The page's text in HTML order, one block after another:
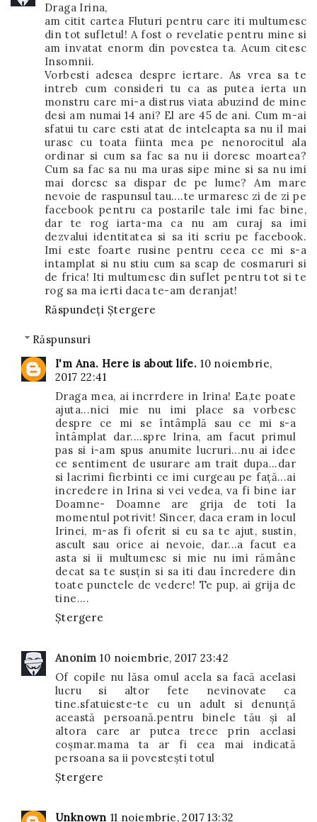
Draga Irina,
am citit cartea Fluturi pentru care iti multumesc
din tot sufletul! A fost o revelatie pentru mine si
am invatat enorm din povestea ta. Acum citesc
Insomnii.
Vorbesti adesea despre iertare. As vrea sa te
intreb cum consideri tu ca as putea ierta un
monstru care mi-a distrus viata abuzind de mine
desi am numai 14 ani? El are 45 de ani. Cum m-ai
sfatui tu care esti atat de inteleapta sa nu il mai
urasc cu toata fiinta mea pe nenorocitul ala
ordinar si cum sa fac sa nu ii doresc moartea?
Cum sa fac sa nu ma uras sipe mine si sa nu imi
mai doresc sa dispar de pe lume? Am mare
nevoie de raspunsul tau....te urmaresc zi de zi pe
facebook pentru ca postarile tale imi fac bine,
dar te rog iarta-ma ca nu am curaj sa imi
dezvalui identitatea si sa iti scriu pe facebook.
Imi este foarte rusine pentru ceea ce mi s-a
intamplat si nu stiu cum sa scap de cosmaruri si
de frica! Iti multumesc din suflet pentru tot si te
rog sa ma ierti daca te-am deranjat!
Răspundeți Ștergere
Răspunsuri
I'm Ana. Here is about life. 10 noiembrie,
2017 22:41
Draga mea, ai incrrdere in Irina! Ea,te poate
ajuta...nici mie nu imi place sa vorbesc
despre ce mi se întâmplă sau ce mi s-a
întâmplat dar....spre Irina, am facut primul
pas si i-am spus anumite lucruri...nu ai idee
ce sentiment de usurare am trait dupa...dar
si lacrimi fierbinti ce imi curgeau pe față...ai
incredere in Irina si vei vedea, va fi bine iar
Doamne- Doamne are grija de toti la
momentul potrivit! Sincer, daca eram in locul
Irinei, m-as fi oferit si eu sa te ajut, sustin,
ascult sau orice ai nevoie, dar...a facut ea
asta si ii multumesc si mie nu imi rămâne
decat sa te susțin si sa iti dau încredere din
toate punctele de vedere! Te pup, ai grija de
tine....
Ștergere
Anonim 10 noiembrie, 2017 23:42
Of copile nu lăsa omul acela sa facă acelasi
lucru si altor fete nevinovate ca
tine.sfatuieste-te cu un adult si denunță
această persoană.pentru binele tău și al
altora care ar putea trece prin acelasi
coșmar.mama ta ar fi cea mai indicată
persoana sa ii povestești totul
Ștergere
Unknown 11 noiembrie, 2017 13:32